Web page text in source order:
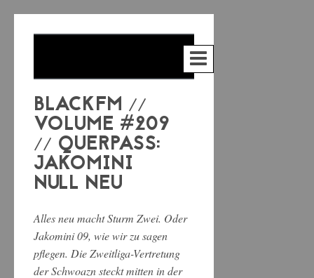
BLACKFM //
VOLUME #209
// QUERPASS:
JAKOMINI
NULL NEU
Alles neu macht Sturm Zwei. Oder
Jakomini 09, wie wir zu sagen
pflegen. Die Zweitliga-Vertretung
der Schwoazn steckt mitten in der